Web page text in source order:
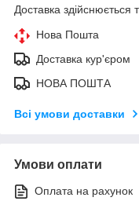
Доставка здійснюється
Нова Пошта
Доставка кур'єром
НОВА ПОШТА
Всі умови доставки
Умови оплати
Оплата на рахунок